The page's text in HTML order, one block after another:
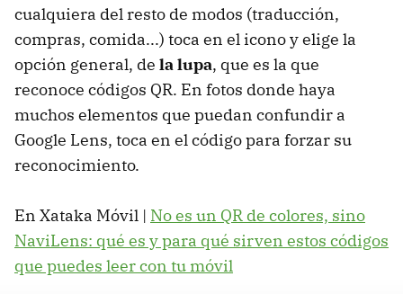
cualquiera del resto de modos (traducción,
compras, comida...) toca en el icono y elige la
opción general, de la lupa, que es la que
reconoce códigos QR. En fotos donde haya
muchos elementos que puedan confundir a
Google Lens, toca en el código para forzar su
reconocimiento.
En Xataka Móvil | No es un QR de colores, sino
NaviLens: qué es y para qué sirven estos códigos
que puedes leer con tu móvil